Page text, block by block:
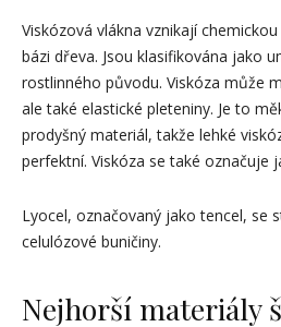
Viskózová vlákna vznikají
bázi dřeva. Jsou klasifikována jako
rostlinného původu. Viskóza může
ale také elastické pleteniny. Je to
prodyšný materiál, takže lehké
perfektní. Viskóza se také označuje
Lyocel, označovaný jako tencel, se
celulózové buničiny.
Nejhorší materiály